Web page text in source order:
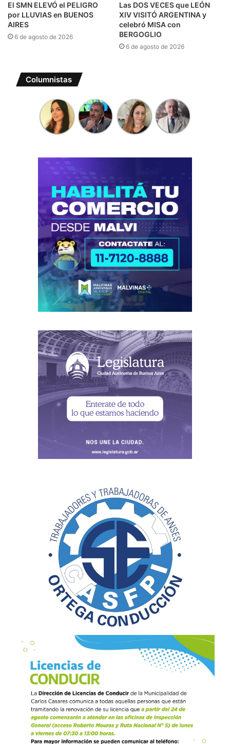
El SMN ELEVÓ el PELIGRO
por LLUVIAS en BUENOS
AIRES
6 de agosto de 2026
Las DOS VECES que LEÓN
XIV VISITÓ ARGENTINA y
celebró MISA con
BERGOGLIO
6 de agosto de 2026
Columnistas